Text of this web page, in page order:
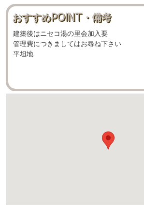
おすすめPOINT・備考
建築後はニセコ湯の里会加入要
管理費につきましてはお尋ね下さい
平坦地